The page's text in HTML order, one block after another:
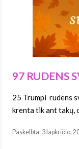
97 RUDENS
25 Trumpi rudens
krenta tik ant takų,
Paskelbta: 3 lapkričio,